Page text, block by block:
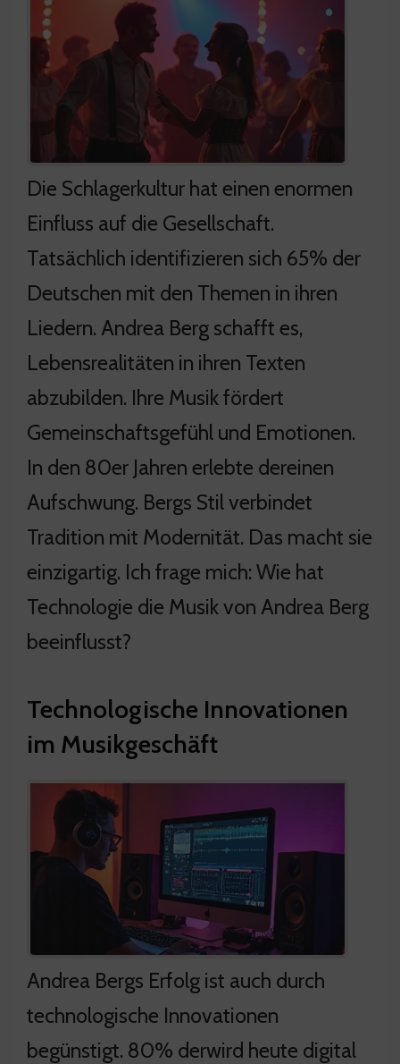
Die Schlagerkultur hat einen enormen
Einfluss auf die Gesellschaft.
Tatsächlich identifizieren sich 65% der
Deutschen mit den Themen in ihren
Liedern. Andrea Berg schafft es,
Lebensrealitäten in ihren Texten
abzubilden. Ihre Musik fördert
Gemeinschaftsgefühl und Emotionen.
In den 80er Jahren erlebte dereinen
Aufschwung. Bergs Stil verbindet
Tradition mit Modernität. Das macht sie
einzigartig. Ich frage mich: Wie hat
Technologie die Musik von Andrea Berg
beeinflusst?
Technologische Innovationen
im Musikgeschäft
Andrea Bergs Erfolg ist auch durch
technologische Innovationen
begünstigt. 80% derwird heute digital